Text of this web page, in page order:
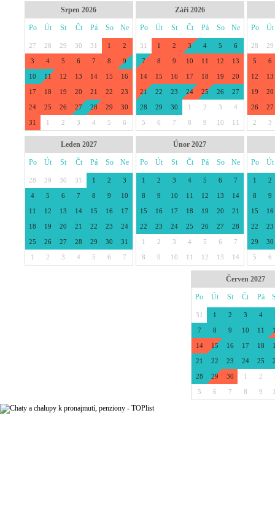
Srpen 2026
Po Út St Čt Pá So Ne
27 28 29 30 31 1 2
3 4 5 6 7 8 9
10 11 12 13 14 15 16
17 18 19 20 21 22 23
24 25 26 27 28 29 30
31 1 2 3 4 5 6
Září 2026
Po Út St Čt Pá So Ne
31 1 2 3 4 5 6
7 8 9 10 11 12 13
14 15 16 17 18 19 20
21 22 23 24 25 26 27
28 29 30 1 2 3 4
5 6 7 8 9 10 11
Po Út
28 29
5 6
12 13
19 20
26 27
2 3
Leden 2027
Po Út St Čt Pá So Ne
28 29 30 31 1 2 3
4 5 6 7 8 9 10
11 12 13 14 15 16 17
18 19 20 21 22 23 24
25 26 27 28 29 30 31
1 2 3 4 5 6 7
Únor 2027
Po Út St Čt Pá So Ne
1 2 3 4 5 6 7
8 9 10 11 12 13 14
15 16 17 18 19 20 21
22 23 24 25 26 27 28
1 2 3 4 5 6 7
8 9 10 11 12 13 14
Po Út
1 2
8 9
15 16
22 23
29 30
5 6
Červen 2027
Po Út St Čt Pá
31 1 2 3 4
7 8 9 10 11
14 15 16 17 18
21 22 23 24 25
28 29 30 1 2
5 6 7 8 9